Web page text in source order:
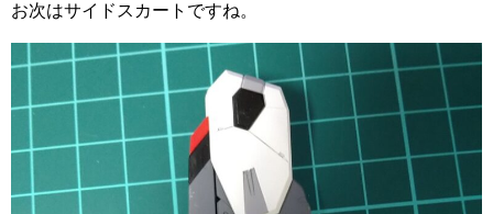
お次はサイドスカートですね。